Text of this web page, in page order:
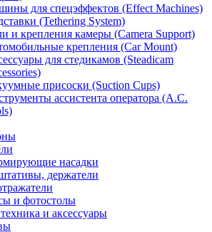
для спецэффектов (Effect Machines)
(Tethering System)
и крепления камеры (Camera Support)
крепления (Car Mount)
для стедикамов (Steadicam
присоски (Suction Cups)
ассистента оператора (A.C.
насадки
держатели
и фотостолы
и аксессуары